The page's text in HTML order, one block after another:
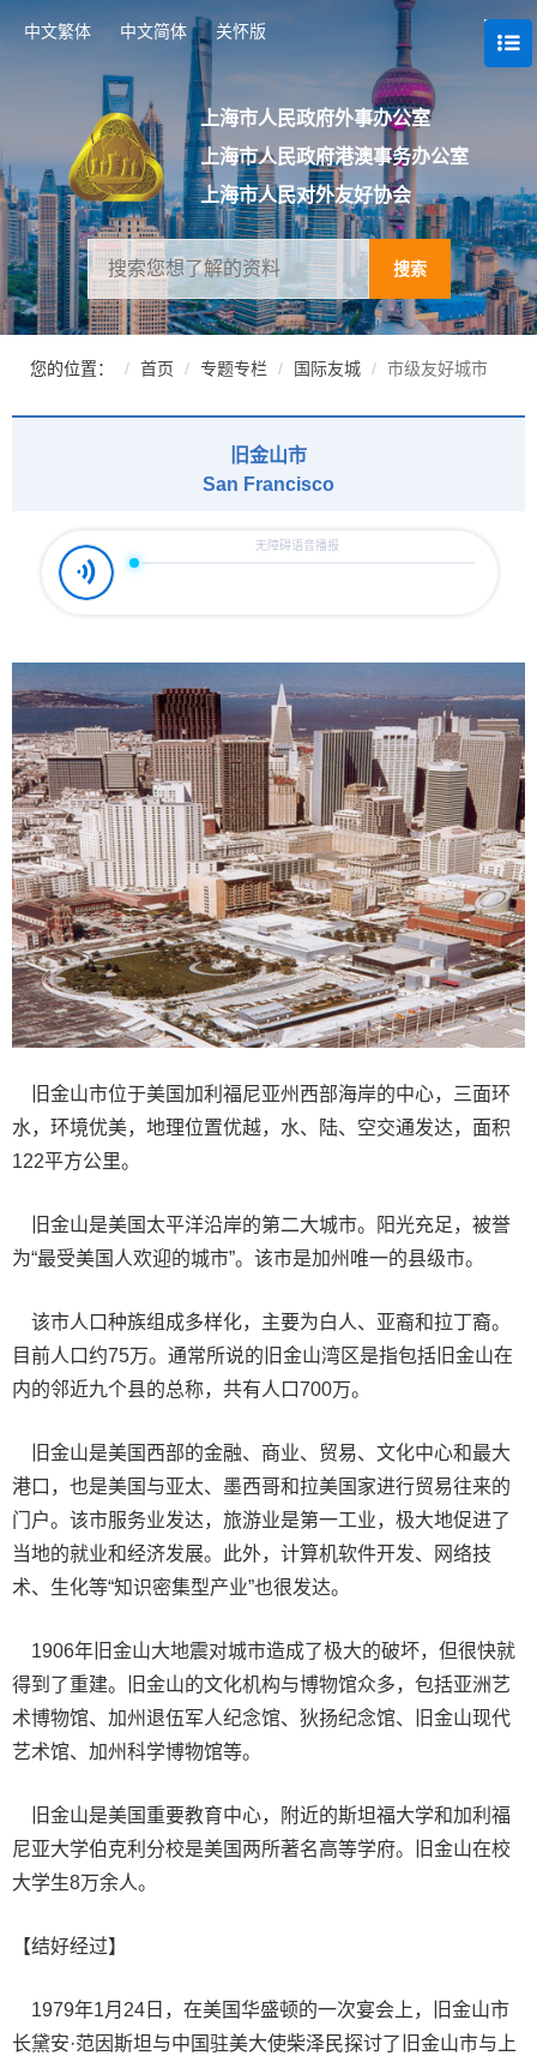
航
区
跳
转
到
主
要
内
域
中文繁体 中文简体 关怀版
上海市人民政府外事办公室
上海市人民政府港澳事务办公室
上海市人民对外友好协会
搜索
您的位置： 首页 专题专栏 国际友城 市级友好城市
旧金山市
San Francisco
旧金山市位于美国加利福尼亚州西部海岸的中心，三面环
水，环境优美，地理位置优越，水、陆、空交通发达，面积
122平方公里。
旧金山是美国太平洋沿岸的第二大城市。阳光充足，被誉
为“最受美国人欢迎的城市”。该市是加州唯一的县级市。
该市人口种族组成多样化，主要为白人、亚裔和拉丁裔。
目前人口约75万。通常所说的旧金山湾区是指包括旧金山在
内的邻近九个县的总称，共有人口700万。
旧金山是美国西部的金融、商业、贸易、文化中心和最大
港口，也是美国与亚太、墨西哥和拉美国家进行贸易往来的
门户。该市服务业发达，旅游业是第一工业，极大地促进了
当地的就业和经济发展。此外，计算机软件开发、网络技
术、生化等“知识密集型产业”也很发达。
1906年旧金山大地震对城市造成了极大的破坏，但很快就
得到了重建。旧金山的文化机构与博物馆众多，包括亚洲艺
术博物馆、加州退伍军人纪念馆、狄扬纪念馆、旧金山现代
艺术馆、加州科学博物馆等。
旧金山是美国重要教育中心，附近的斯坦福大学和加利福
尼亚大学伯克利分校是美国两所著名高等学府。旧金山在校
大学生8万余人。
【结好经过】
1979年1月24日，在美国华盛顿的一次宴会上，旧金山市
长黛安·范因斯坦与中国驻美大使柴泽民探讨了旧金山市与上